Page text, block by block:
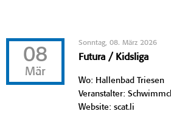
08
Mär
Sonntag, 08. März 2026
Futura / Kidsliga
Wo: Hallenbad Triesen
Veranstalter:
Website: scat.li